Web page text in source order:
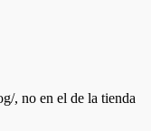
, no en el de la tienda